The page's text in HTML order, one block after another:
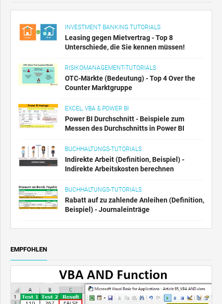
INVESTMENT BANKING TUTORIALS
Leasing gegen Mietvertrag - Top 8
Unterschiede, die Sie kennen müssen!
RISIKOMANAGEMENT-TUTORIALS
OTC-Märkte (Bedeutung) - Top 4 Over the
Counter Marktgruppe
EXCEL, VBA & POWER BI
Power BI Durchschnitt - Beispiele zum
Messen des Durchschnitts in Power BI
BUCHHALTUNGS-TUTORIALS
Indirekte Arbeit (Definition, Beispiel) -
Indirekte Arbeitskosten berechnen
BUCHHALTUNGS-TUTORIALS
Rabatt auf zu zahlende Anleihen (Definition,
Beispiel) - Journaleinträge
EMPFOHLEN